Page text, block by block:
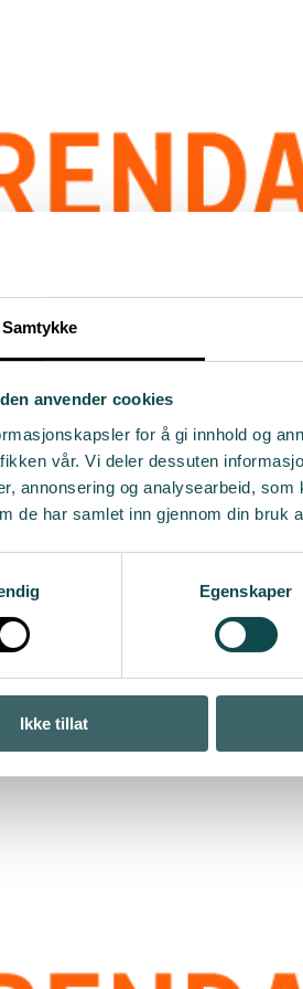
Samtykke
anvender cookies
for å gi innhold og
vår. Vi deler dessuten
annonsering og analysearbeid,
de har samlet inn gjennom din bruk
Egenskaper
Ikke tillat
renseanlegg med